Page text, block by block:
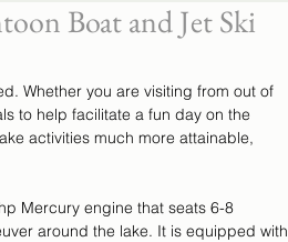
Boat and Jet Ski
Whether you are visiting from out of
to help facilitate a fun day on the
activities much more attainable,
Mercury engine that seats 6-8
around the lake. It is equipped with